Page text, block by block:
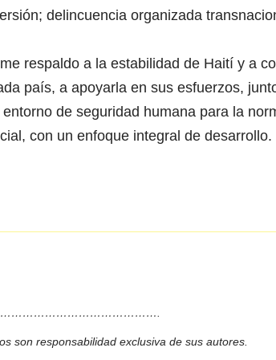
delincuencia organizada
respaldo a la estabilidad de Haití y a
país, a apoyarla en sus esfuerzos,
de seguridad humana para la
con un enfoque integral de desarrollo.
son responsabilidad exclusiva de sus autores.